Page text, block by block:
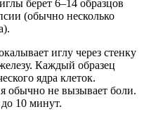
берет 6–14 образцов
(обычно несколько
иглу через стенку
Каждый образец
ядра клеток.
обычно не вызывает боли.
10 минут.